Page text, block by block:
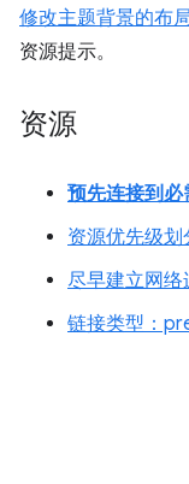
修改主题背景的布
资源提示。
资源
预先连接到必
资源优先级
尽早建立网
链接类型：